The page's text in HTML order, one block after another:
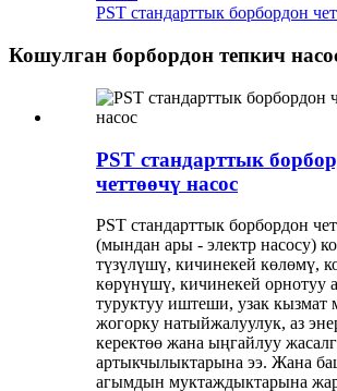
PST стандарттык борбордон
Кошулган борбордон тепкич
PST стандарттык
четтөөчү насос
PST стандарттык борбордон
(мындан ары - электр насосу)
түзүлүшү, кичинекей көлөмү,
көрүнүшү, кичинекей орнотуу
туруктуу иштеши, узак кызмат
жогорку натыйжалуулук, аз
керектөө жана ыңгайлуу
артыкчылыктарына ээ. Жана
агымдын муктаждыктарына